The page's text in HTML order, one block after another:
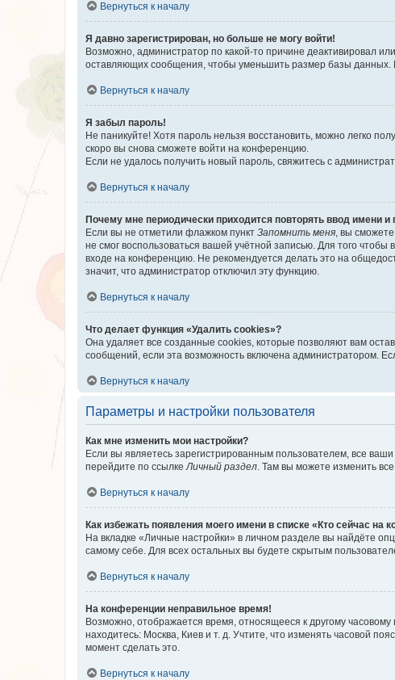
Вернуться к началу
Я давно зарегистрирован, но больше не могу войти!
Возможно, администратор по какой-то причине деактивировал
оставляющих сообщения, чтобы уменьшить размер базы данных.
Вернуться к началу
Я забыл пароль!
Не паникуйте! Хотя пароль нельзя восстановить, можно легко
скоро вы снова сможете войти на конференцию.
Если не удалось получить новый пароль, свяжитесь с
Вернуться к началу
Почему мне периодически приходится повторять ввод имени и
Если вы не отметили флажком пункт Запомнить меня, вы
не смог воспользоваться вашей учётной записью. Для того
входе на конференцию. Не рекомендуется делать это на
значит, что администратор отключил эту функцию.
Вернуться к началу
Что делает функция «Удалить cookies»?
Она удаляет все созданные cookies, которые позволяют вам
сообщений, если эта возможность включена администратором.
Вернуться к началу
Параметры и настройки пользователя
Как мне изменить мои настройки?
Если вы являетесь зарегистрированным пользователем, все
перейдите по ссылкеЛичный раздел. Там вы можете изменить
Вернуться к началу
Как избежать появления моего имени в списке «Кто сейчас на
На вкладке «Личные настройки» в личном разделе вы найдёте
самому себе. Для всех остальных вы будете скрытым
Вернуться к началу
На конференции неправильное время!
Возможно, отображается время, относящееся к другому
находитесь: Москва, Киев и т. д. Учтите, что изменять часовой
момент сделать это.
Вернуться к началу